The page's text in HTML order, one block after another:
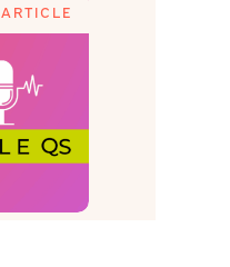
ARTICLE